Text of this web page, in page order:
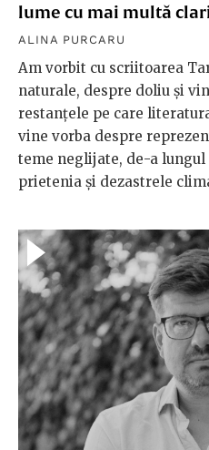
lume cu mai multă
ALINA PURCARU
Am vorbit cu scriitoarea
naturale, despre doliu și
restanțele pe care
vine vorba despre
teme neglijate, de-a
prietenia și dezastrele